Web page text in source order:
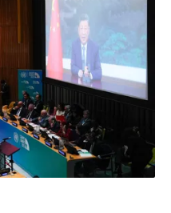
，制定以氣候正義為基礎
石燃料的能源轉型、檢討
AI產業計畫、保障基本
止戰爭與殺戮。在隊伍出
有勞工、環境團體等團體
辦小活動。多次參與國